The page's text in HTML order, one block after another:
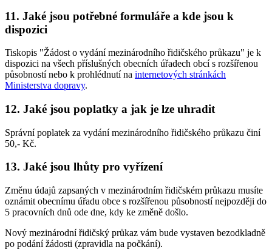
11. Jaké jsou potřebné formuláře a kde jsou k
dispozici
Tiskopis "Žádost o vydání mezinárodního řidičského průkazu" je k
dispozici na všech příslušných obecních úřadech obcí s rozšířenou
působností nebo k prohlédnutí na internetových stránkách
Ministerstva dopravy.
12. Jaké jsou poplatky a jak je lze uhradit
Správní poplatek za vydání mezinárodního řidičského průkazu činí
50,- Kč.
13. Jaké jsou lhůty pro vyřízení
Změnu údajů zapsaných v mezinárodním řidičském průkazu musíte
oznámit obecnímu úřadu obce s rozšířenou působností nejpozději do
5 pracovních dnů ode dne, kdy ke změně došlo.
Nový mezinárodní řidičský průkaz vám bude vystaven bezodkladně
po podání žádosti (zpravidla na počkání).